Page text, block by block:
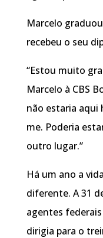
Marcelo
recebeu o seu
“Estou muito
Marcelo à CBS
não estaria aqui
me. Poderia
outro lugar.”
Há um ano a
diferente. A 31
agentes
dirigia para o